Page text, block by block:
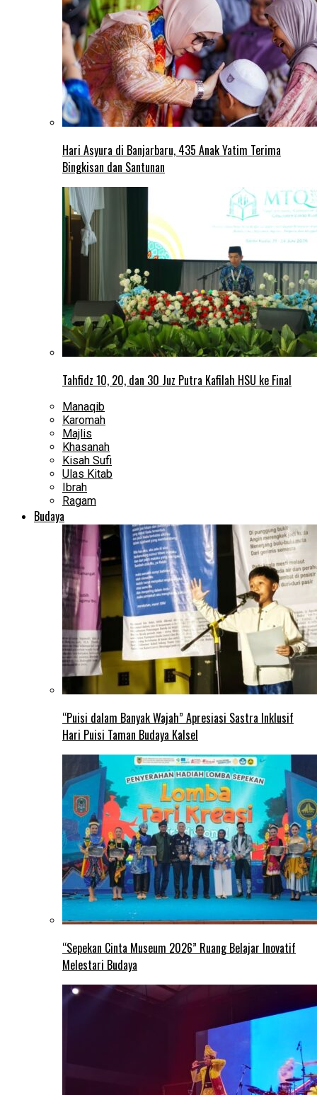
Hari Asyura di Banjarbaru, 435 Anak Yatim Terima
Bingkisan dan Santunan
Tahfidz 10, 20, dan 30 Juz Putra Kafilah HSU ke Final
Manaqib
Karomah
Majlis
Khasanah
Kisah Sufi
Ulas Kitab
Ibrah
Ragam
Budaya
“Puisi dalam Banyak Wajah” Apresiasi Sastra Inklusif
Hari Puisi Taman Budaya Kalsel
“Sepekan Cinta Museum 2026” Ruang Belajar Inovatif
Melestari Budaya